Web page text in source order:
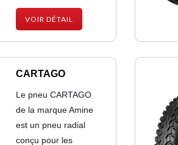
VOIR DÉTAIL
CARTAGO
Le pneu CARTAGO
de la marque Amine
est un pneu radial
conçu pour les